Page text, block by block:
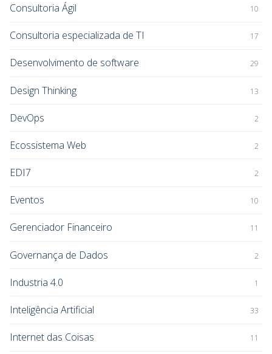
Consultoria Ágil 10
Consultoria especializada de TI 17
Desenvolvimento de software 29
Design Thinking 13
DevOps 2
Ecossistema Web 2
EDI7 2
Eventos 10
Gerenciador Financeiro 11
Governança de Dados 2
Industria 4.0 1
Inteligência Artificial 33
Internet das Coisas 11